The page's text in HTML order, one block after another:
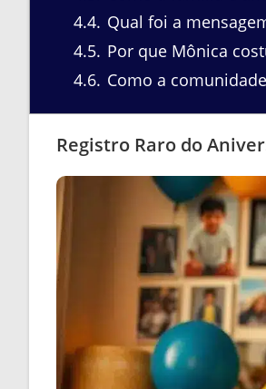
4.4 Qual foi a
4.5 Por que Mônica
4.6 Como a
Registro Raro do